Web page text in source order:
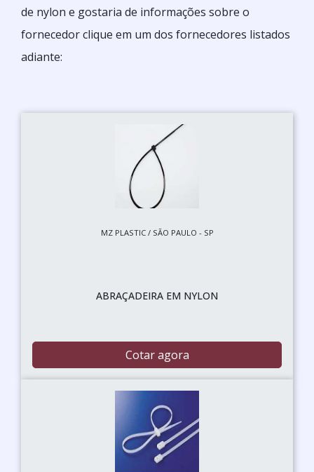
de nylon e gostaria de informações sobre o
fornecedor clique em um dos fornecedores listados
adiante:
MZ PLASTIC / SÃO PAULO - SP
ABRAÇADEIRA EM NYLON
Cotar agora